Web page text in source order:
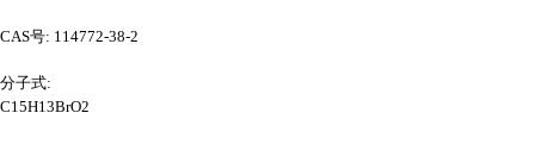
CAS号: 114772-38-2
分子式:
C15H13BrO2